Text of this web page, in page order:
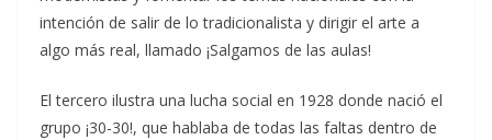
intención de salir de lo tradicionalista y dirigir el arte a
algo más real, llamado ¡Salgamos de las aulas!
El tercero ilustra una lucha social en 1928 donde nació el
grupo ¡30-30!, que hablaba de todas las faltas dentro de